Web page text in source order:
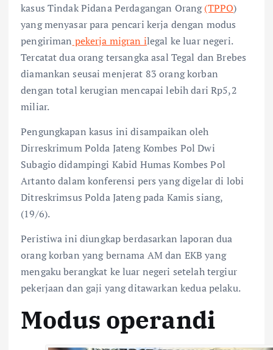
kasus Tindak Pidana Perdagangan Orang(TPPO)
yang menyasar para pencari kerja dengan modus
pengiriman pekerja migran ilegal ke luar negeri.
Tercatat dua orang tersangka asal Tegal dan Brebes
diamankan seusai menjerat 83 orang korban
dengan total kerugian mencapai lebih dari Rp5,2
miliar.
Pengungkapan kasus ini disampaikan oleh
Dirreskrimum Polda Jateng Kombes Pol Dwi
Subagio didampingi Kabid Humas Kombes Pol
Artanto dalam konferensi pers yang digelar di lobi
Ditreskrimsus Polda Jateng pada Kamis siang,
(19/6).
Peristiwa ini diungkap berdasarkan laporan dua
orang korban yang bernama AM dan EKB yang
mengaku berangkat ke luar negeri setelah tergiur
pekerjaan dan gaji yang ditawarkan kedua pelaku.
Modus operandi